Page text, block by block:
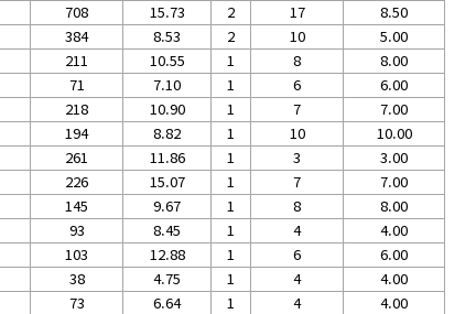
708 15.73 2 17
8.50
384 8.53 2 10
5.00
211 10.55 1 8
8.00
71 7.10 1 6
6.00
218 10.90 1 7
7.00
194 8.82 1 10
10.00
261 11.86 1 3
3.00
226 15.07 1 7
7.00
145 9.67 1 8
8.00
93 8.45 1 4
4.00
103 12.88 1 6
6.00
38 4.75 1 4
4.00
73 6.64 1 4
4.00